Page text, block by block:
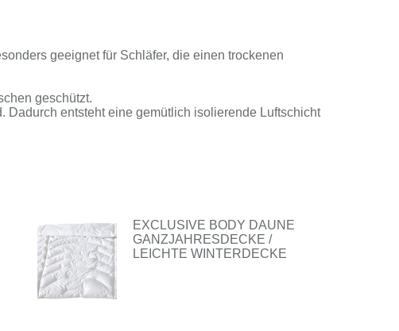
ge­eig­net für Schlä­fer, die ei­nen tro­cke­nen
ge­schützt.
Da­durch ent­steht ei­ne ge­müt­lich iso­lie­ren­de Luft­schicht
EXCLUSIVE BODY DAUNE
GANZJAHRESDECKE /
LEICHTE WINTERDECKE